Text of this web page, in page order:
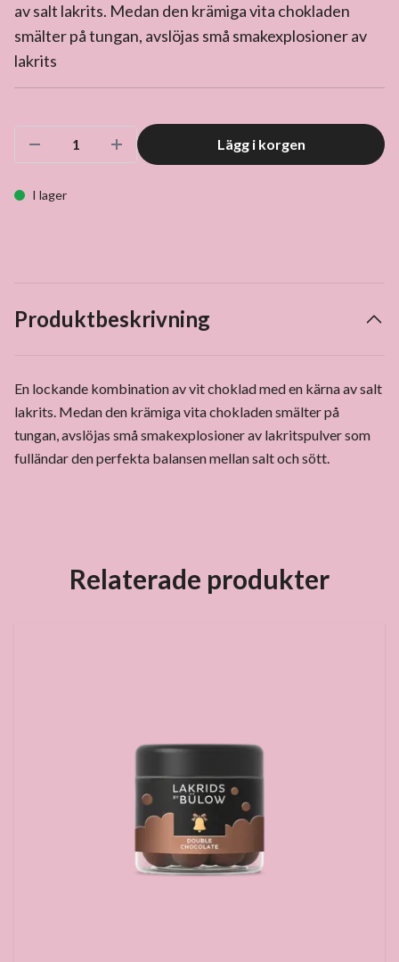
av salt lakrits. Medan den krämiga vita chokladen
smälter på tungan, avslöjas små smakexplosioner av
lakrits
Lägg i korgen
I lager
Produktbeskrivning
En lockande kombination av vit choklad med en kärna av salt
lakrits. Medan den krämiga vita chokladen smälter på
tungan, avslöjas små smakexplosioner av lakritspulver som
fulländar den perfekta balansen mellan salt och sött.
Relaterade produkter